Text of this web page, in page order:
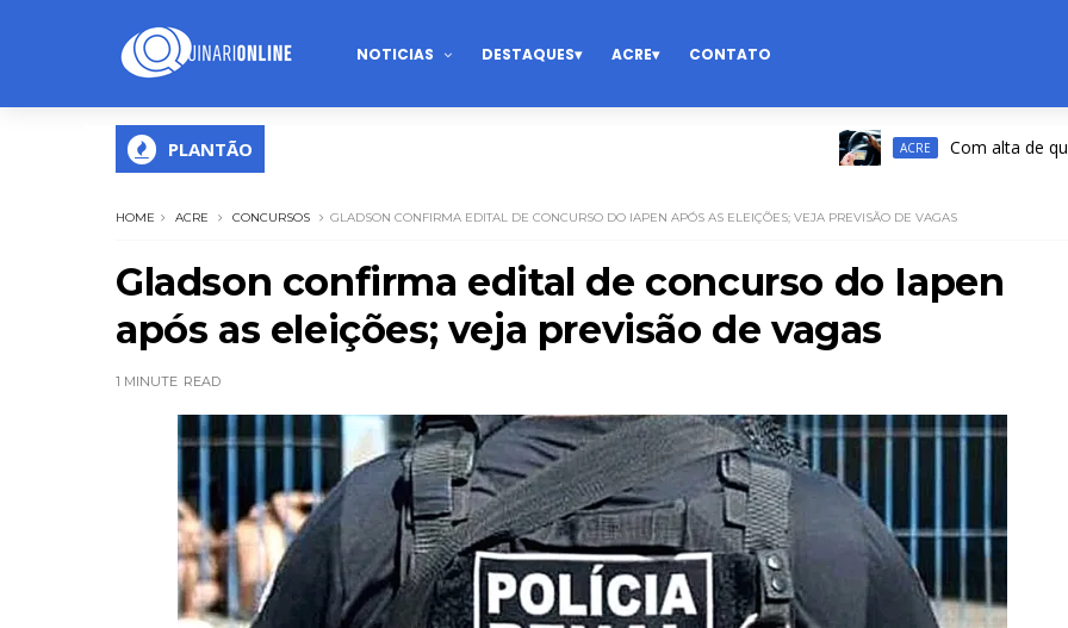
NOTICIAS DESTAQUES ACRE CONTATO
PLANTÃO ACRE Com alta de quase
HOME ACRE CONCURSOS GLADSON CONFIRMA EDITAL DE CONCURSO DO IAPEN APÓS AS ELEIÇÕES; VEJA PREVISÃO DE VAGAS
Gladson confirma edital de concurso do Iapen
após as eleições; veja previsão de vagas
1 MINUTE READ